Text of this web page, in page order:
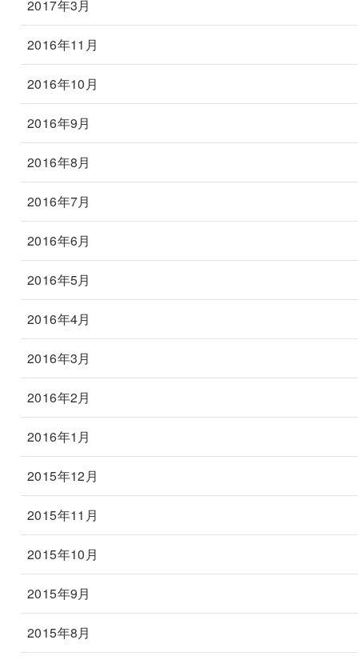
2017年3月
2016年11月
2016年10月
2016年9月
2016年8月
2016年7月
2016年6月
2016年5月
2016年4月
2016年3月
2016年2月
2016年1月
2015年12月
2015年11月
2015年10月
2015年9月
2015年8月